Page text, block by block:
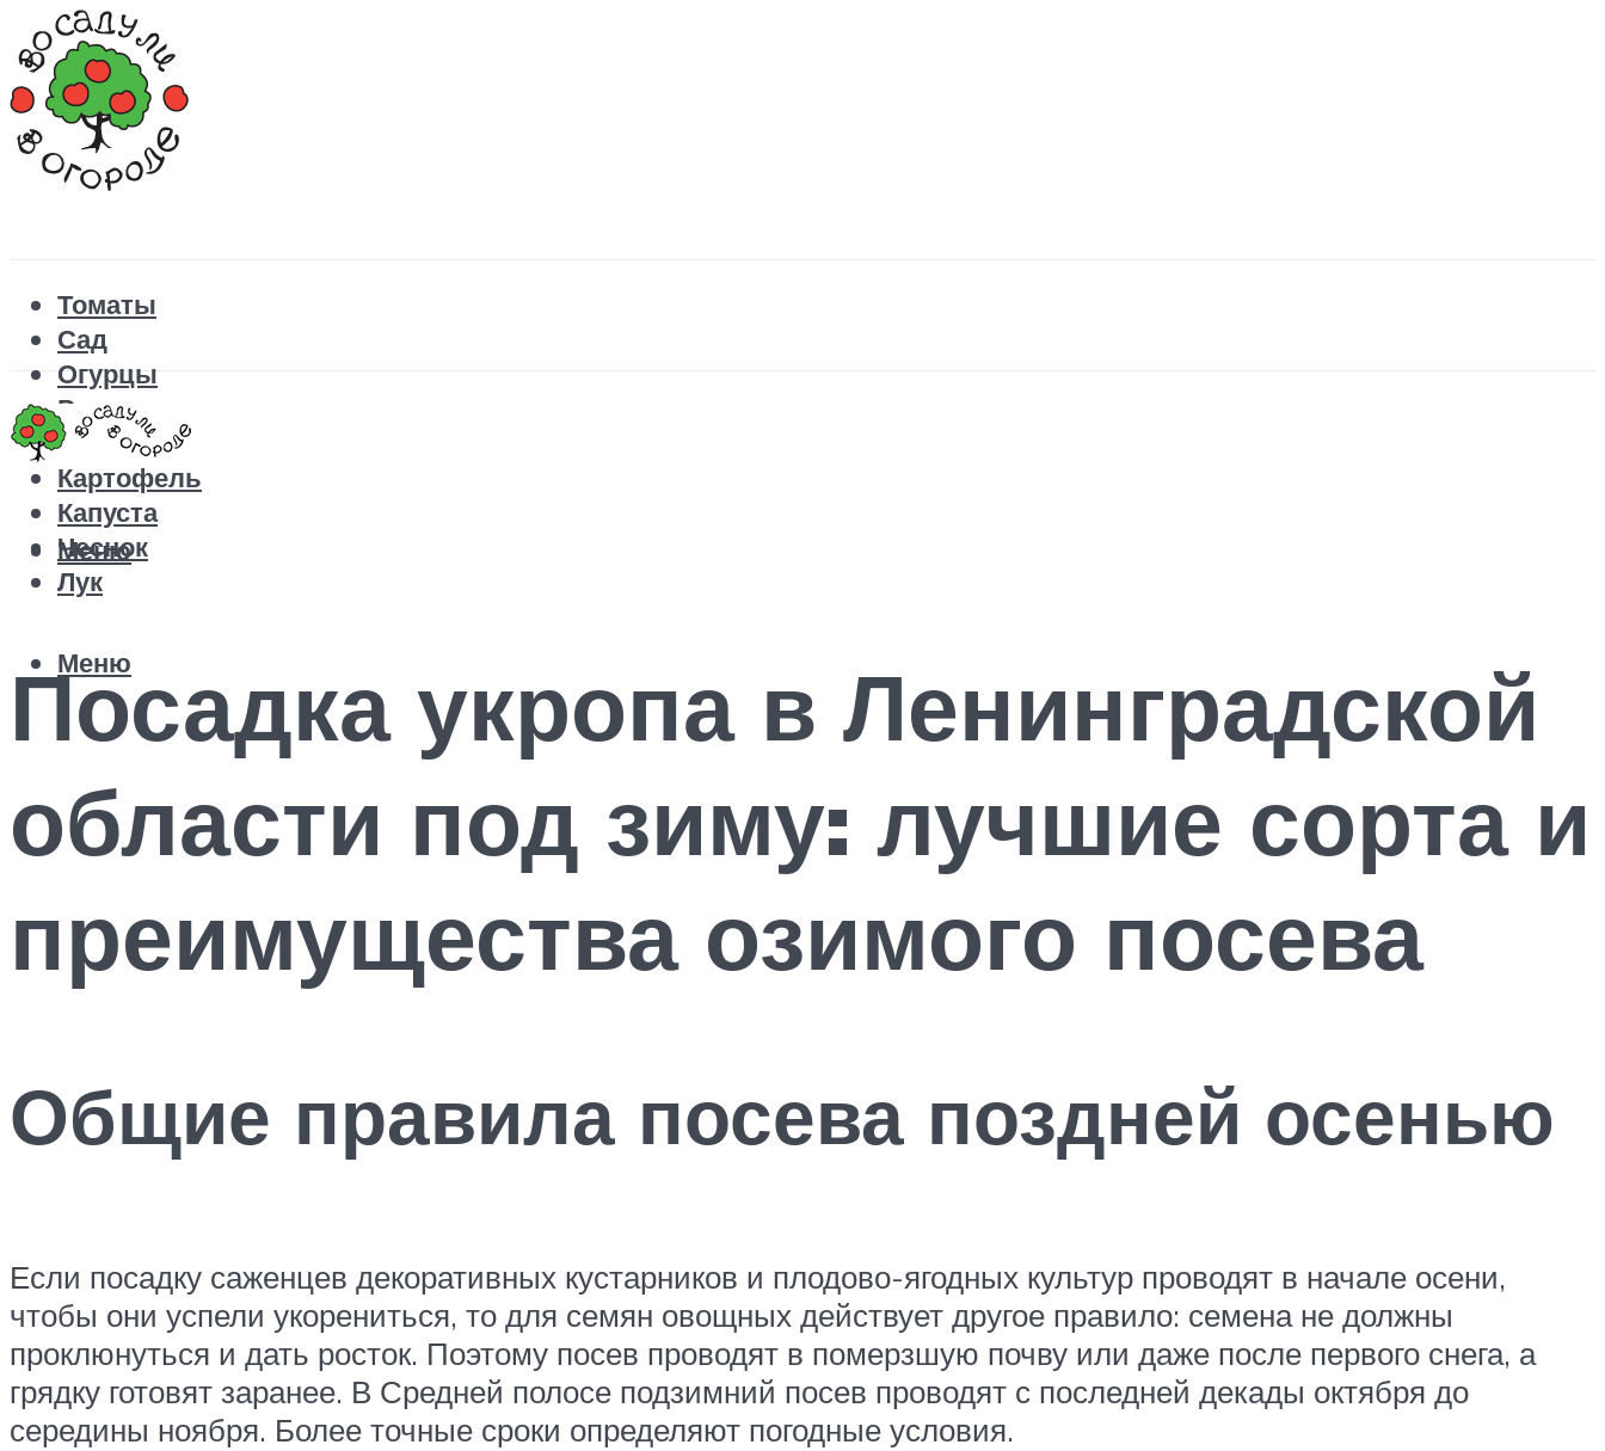
Томаты
Сад
Огурцы
Рецепты
Перец
Картофель
Капуста
Чеснок
Лук
Меню
Меню
Посадка укропа в Ленинградской
области под зиму: лучшие сорта и
преимущества озимого посева
Общие правила посева поздней осенью
Если посадку саженцев декоративных кустарников и плодово-ягодных культур проводят в начале осени,
чтобы они успели укорениться, то для семян овощных действует другое правило: семена не должны
проклюнуться и дать росток. Поэтому посев проводят в померзшую почву или даже после первого снега, а
грядку готовят заранее. В Средней полосе подзимний посев проводят с последней декады октября до
середины ноября. Более точные сроки определяют погодные условия.